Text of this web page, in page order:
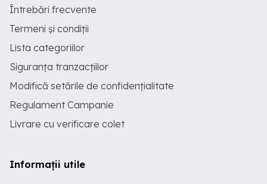
Întrebări frecvente
Termeni și condiții
Lista categoriilor
Siguranța tranzacțiilor
Modifică setările de confidențialitate
Regulament Campanie
Livrare cu verificare colet
Informații utile